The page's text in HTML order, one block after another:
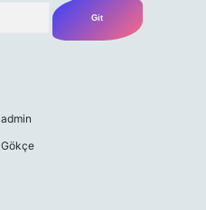
admin
Gökçe